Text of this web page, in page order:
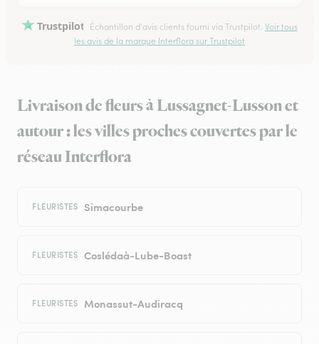
Trustpilot Échantillon d'avis clients fourni via Trustpilot. Voir tous
les avis de la marque Interflora sur Trustpilot
Livraison de fleurs à Lussagnet-Lusson et
autour : les villes proches couvertes par le
réseau Interflora
FLEURISTES Simacourbe
FLEURISTES Coslédaà-Lube-Boast
FLEURISTES Monassut-Audiracq